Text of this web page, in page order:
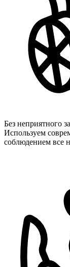
Без неприятного
Используем
соблюдением